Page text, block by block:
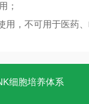
；
用，不可用于医药、
细胞培养体系